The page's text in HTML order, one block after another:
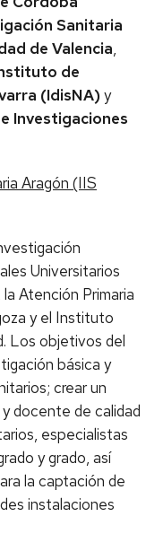
Sanitaria
de Valencia,
de
(IdisNA) y
Investigaciones
Aragón (IIS
Universitarios
la Atención Primaria
y el Instituto
Los objetivos del
básica y
crear un
docente de calidad
especialistas
y grado, así
la captación de
instalaciones